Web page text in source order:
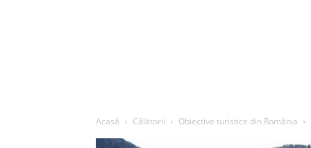
Acasă Călătorii Obiective turistice din România